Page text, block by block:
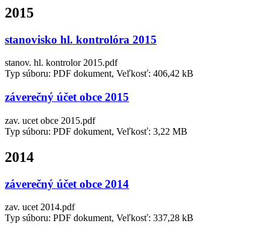
2015
stanovisko hl. kontrolóra 2015
stanov. hl. kontrolor 2015.pdf
Typ súboru: PDF dokument, Veľkosť: 406,42 kB
záverečný účet obce 2015
zav. ucet obce 2015.pdf
Typ súboru: PDF dokument, Veľkosť: 3,22 MB
2014
záverečný účet obce 2014
zav. ucet 2014.pdf
Typ súboru: PDF dokument, Veľkosť: 337,28 kB